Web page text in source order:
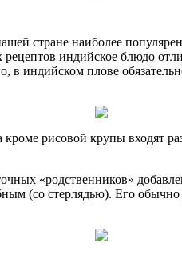
стране наиболее
индийское блюдо
в индийском плове
рисовой крупы входят
«родственников»
(со стерлядью). Его